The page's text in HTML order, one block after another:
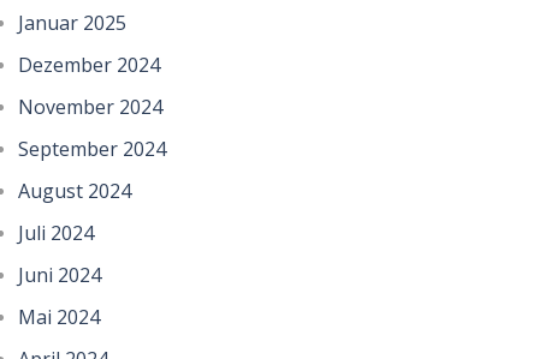
Januar 2025
Dezember 2024
November 2024
September 2024
August 2024
Juli 2024
Juni 2024
Mai 2024